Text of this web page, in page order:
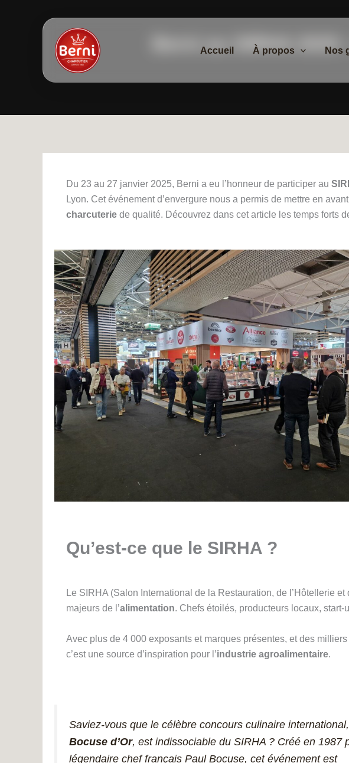
Accueil
À propos Nos
Berni au SIRHA
Du 23 au 27 janvier 2025, Berni a eu l’honneur de participer au
Lyon. Cet événement d’envergure nous a permis de mettre en
charcuterie de qualité. Découvrez dans cet article les temps forts
Qu’est-ce que le SIRHA ?
Le SIRHA (Salon International de la Restauration, de l’Hôtellerie
majeurs de l’alimentation. Chefs étoilés, producteurs locaux,
Avec plus de 4 000 exposants et marques présentes, et des
c’est une source d’inspiration pour l’industrie agroalimentaire.
Saviez-vous que le célèbre concours culinaire
Bocuse d’Or, est indissociable du SIRHA ? Créé en 1987
légendaire chef français Paul Bocuse, cet événement est